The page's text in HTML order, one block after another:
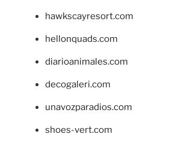
hawkscayresort.com
hellonquads.com
diarioanimales.com
decogaleri.com
unavozparadios.com
shoes-vert.com